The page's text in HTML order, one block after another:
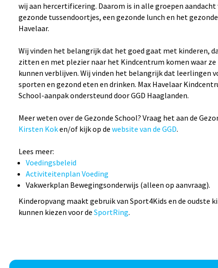
wij aan hercertificering. Daarom is in alle groepen aandacht
gezonde tussendoortjes, een gezonde lunch en het
Havelaar.
Wij vinden het belangrijk dat het goed gaat met kinderen,
zitten en met plezier naar het Kindcentrum komen waar
kunnen verblijven. Wij vinden het belangrijk dat leerlingen
sporten en gezond eten en drinken. Max Havelaar
School-aanpak ondersteund door GGD Haaglanden.
Meer weten over de Gezonde School? Vraag het aan de
Kirsten Koken/of kijk op de website van de GGD.
Lees meer:
Voedingsbeleid
Activiteitenplan Voeding
Vakwerkplan Bewegingsonderwijs (alleen op aanvraag).
Kinderopvang maakt gebruik van Sport4Kids en de oudste
kunnen kiezen voor de SportRing.